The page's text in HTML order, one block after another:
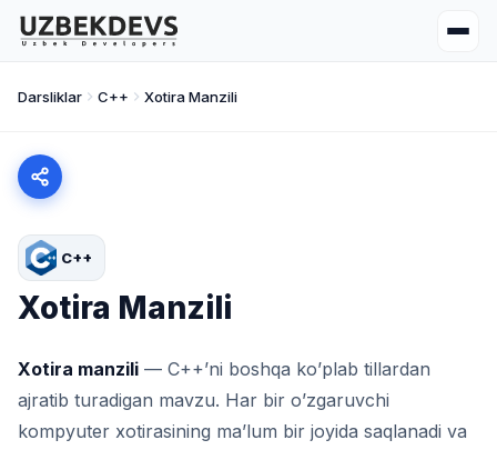
Darsliklar C++ Xotira Manzili
C++
Xotira Manzili
Xotira manzili — C++’ni boshqa ko’plab tillardan
ajratib turadigan mavzu. Har bir o’zgaruvchi
kompyuter xotirasining ma’lum bir joyida saqlanadi va